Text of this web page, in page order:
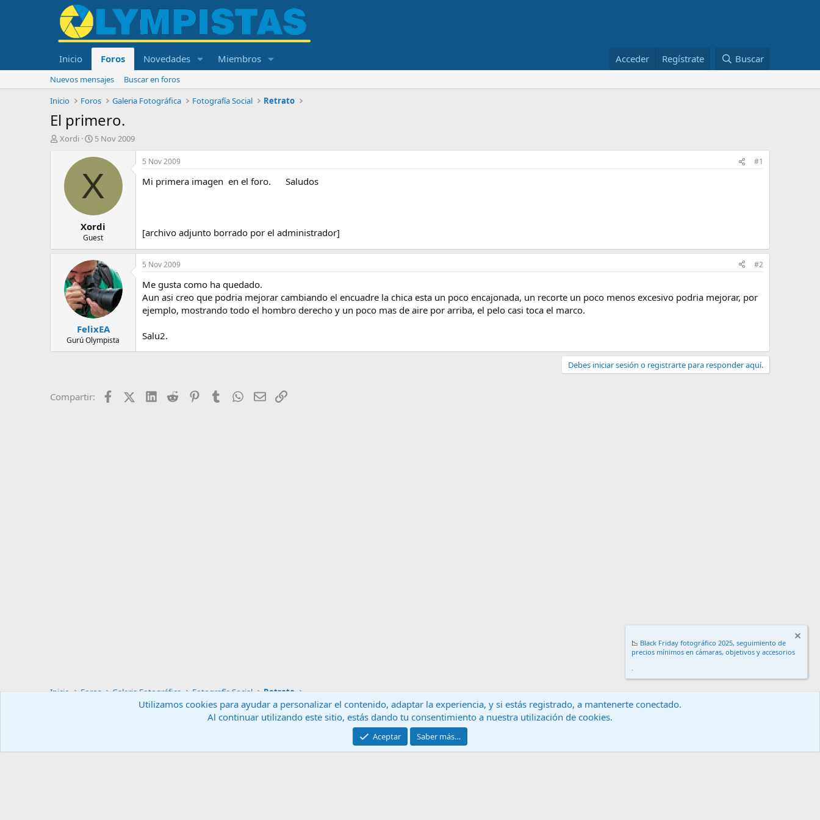
Inicio Foros Novedades Miembros Acceder Regístrate Buscar
Nuevos mensajes
Buscar en foros
Inicio
Foros Galeria Fotográfica Fotografía Social Retrato
El primero.
I
e
m
Xordi
F
c
a
d
i
n
i
c
i
o
5 Nov 2009
X
Xordi
Guest
5 Nov 2009 #1
Mi primera imagen en el foro. Saludos
[archivo adjunto borrado por el administrador]
FelixEA
Gurú Olympista
5 Nov 2009 #2
Me gusta como ha quedado.
Aun asi creo que podria mejorar cambiando el encuadre la chica esta un poco encajonada, un recorte un poco menos excesivo podria mejorar, por
ejemplo, mostrando todo el hombro derecho y un poco mas de aire por arriba, el pelo casi toca el marco.
Salu2.
Debes iniciar sesión o registrarte para responder aquí.
Compartir: FacebookX (Twitter)
LinkedIn
Reddit PinterestTumblrWhatsApp
EmailEnlace
Inicio Foros Galeria Fotográfica Fotografía Social Retrato
Contáctanos Términos y reglas
Community platform by XenForo® © 2010-2024 XenForo Ltd.
📉 Black Friday fotográfico 2025, seguimiento de
precios mínimos en cámaras, objetivos y accesorios
.
Utilizamos cookies para ayudar a personalizar el contenido, adaptar la experiencia, y si estás registrado, a mantenerte conectado.
Al continuar utilizando este sitio, estás dando tu consentimiento a nuestra utilización de cookies.
Aceptar Saber más…